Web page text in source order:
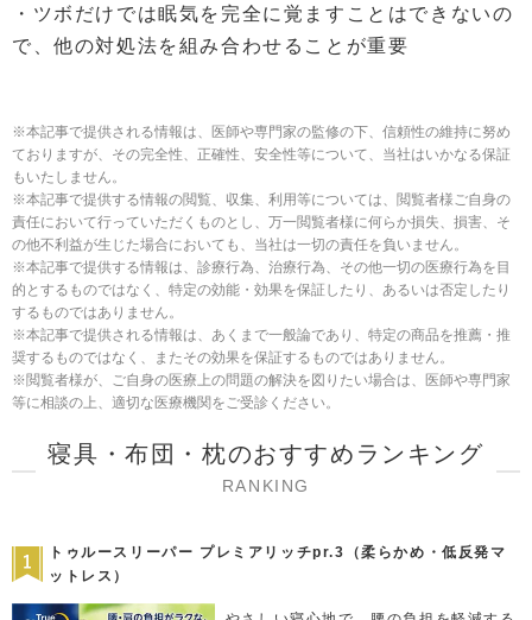
・ツボだけでは眠気を完全に覚ますことはできないの
で、他の対処法を組み合わせることが重要
※本記事で提供される情報は、医師や専門家の監修の下、信頼性の維持に努め
ておりますが、その完全性、正確性、安全性等について、当社はいかなる保証
もいたしません。
※本記事で提供する情報の閲覧、収集、利用等については、閲覧者様ご自身の
責任において行っていただくものとし、万一閲覧者様に何らか損失、損害、そ
の他不利益が生じた場合においても、当社は一切の責任を負いません。
※本記事で提供する情報は、診療行為、治療行為、その他一切の医療行為を目
的とするものではなく、特定の効能・効果を保証したり、あるいは否定したり
するものではありません。
※本記事で提供される情報は、あくまで一般論であり、特定の商品を推薦・推
奨するものではなく、またその効果を保証するものではありません。
※閲覧者様が、ご自身の医療上の問題の解決を図りたい場合は、医師や専門家
等に相談の上、適切な医療機関をご受診ください。
寝具・布団・枕のおすすめランキング
RANKING
トゥルースリーパー プレミアリッチpr.3（柔らかめ・低反発マ
ットレス）